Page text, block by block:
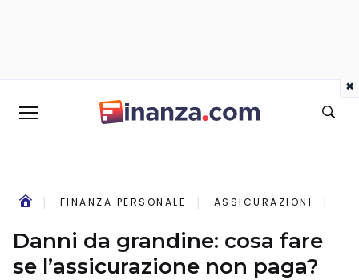
FINANZA PERSONALE ASSICURAZIONI
Danni da grandine: cosa fare
se l’assicurazione non paga?
×